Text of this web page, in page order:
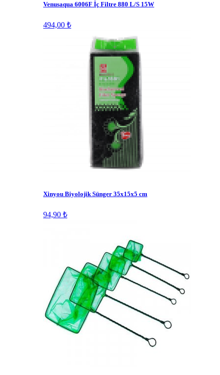
Venusaqua 6006F İç Filtre 880 L/S 15W
494,00 ₺
Xinyou Biyolojik Sünger 35x15x5 cm
94,90 ₺